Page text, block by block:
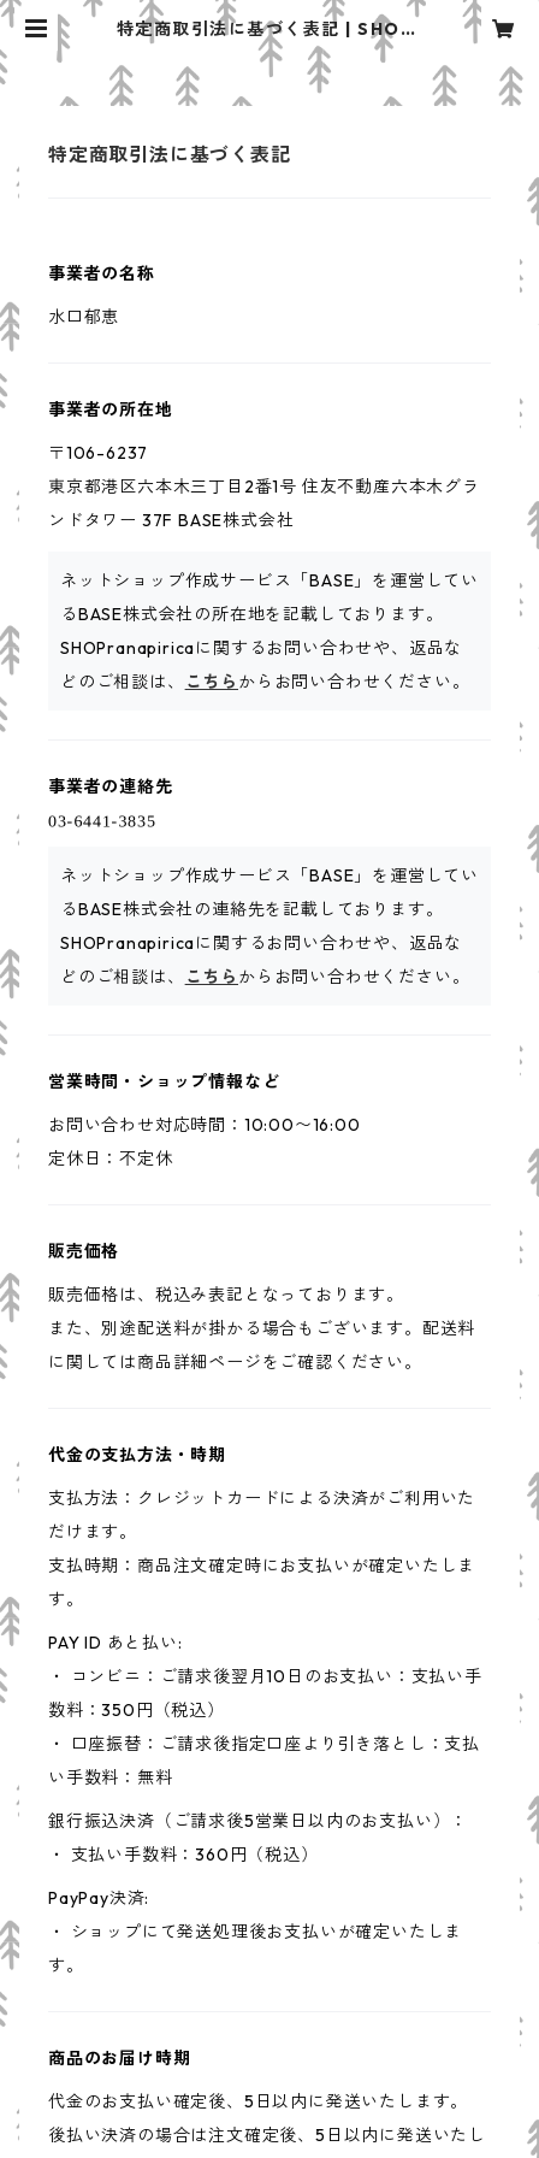
特定商取引法に基づく表記 | SHOPr
anapirica
特定商取引法に基づく表記
事業者の名称
水口郁恵
事業者の所在地
〒106-6237
東京都港区六本木三丁目2番1号 住友不動産六本木グラ
ンドタワー 37F BASE株式会社
ネットショップ作成サービス「BASE」を運営してい
るBASE株式会社の所在地を記載しております。
SHOPranapiricaに関するお問い合わせや、返品な
どのご相談は、
こちら からお問い合わせください。
事業者の連絡先
ネットショップ作成サービス「BASE」を運営してい
るBASE株式会社の連絡先を記載しております。
SHOPranapiricaに関するお問い合わせや、返品な
どのご相談は、
こちら からお問い合わせください。
営業時間・ショップ情報など
お問い合わせ対応時間：10:00〜16:00
定休日：不定休
販売価格
販売価格は、税込み表記となっております。
また、別途配送料が掛かる場合もございます。配送料
に関しては商品詳細ページをご確認ください。
代金の支払方法・時期
支払方法：クレジットカードによる決済がご利用いた
だけます。
支払時期：商品注文確定時にお支払いが確定いたしま
す。
PAY ID あと払い:
・ コンビニ：ご請求後翌月10日のお支払い：支払い手
数料：350円（税込）
・ 口座振替：ご請求後指定口座より引き落とし：支払
い手数料：無料
銀行振込決済（ご請求後5営業日以内のお支払い）：
・ 支払い手数料：360円（税込）
PayPay決済:
・ ショップにて発送処理後お支払いが確定いたしま
す。
商品のお届け時期
代金のお支払い確定後、5日以内に発送いたします。
後払い決済の場合は注文確定後、5日以内に発送いたし